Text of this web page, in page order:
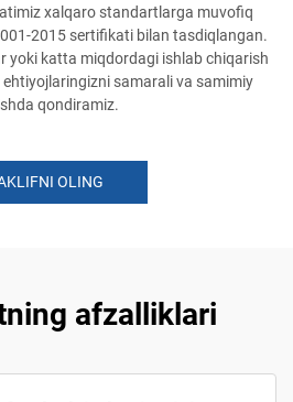
xalqaro standartlarga muvofiq
2015 sertifikati bilan tasdiqlangan.
yoki katta miqdordagi ishlab chiqarish
ehtiyojlaringizni samarali va samimiy
qondiramiz.
OLING
afzalliklari